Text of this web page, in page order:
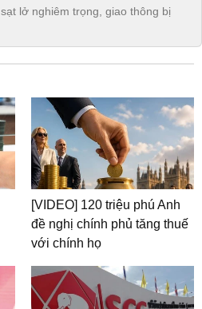
lở nghiêm trọng, giao thông bị
[VIDEO] 120 triệu phú Anh
đề nghị chính phủ tăng thuế
với chính họ